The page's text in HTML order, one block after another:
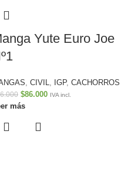
Yute Euro Joe
CIVIL IGP, CACHORROS
$86.000 IVA incl.
más